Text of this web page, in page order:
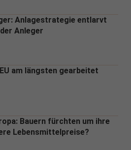
Anlagestrategie entlarvt
Anleger
am längsten gearbeitet
Bauern fürchten um ihre
Lebensmittelpreise?